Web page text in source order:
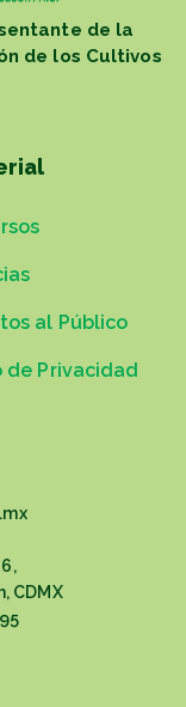
de la
de los Cultivos
al Público
de Privacidad
CDMX